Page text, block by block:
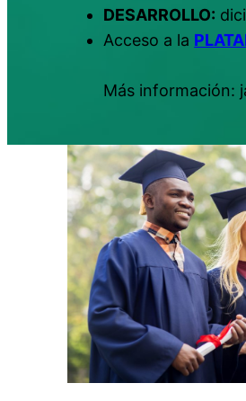
DESARROLLO:
Acceso a la
Más información: